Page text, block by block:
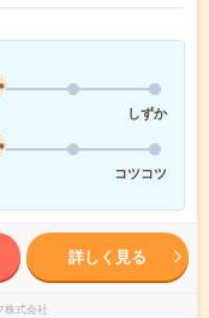
しずか
コツコツ
詳しく見る
株式会社